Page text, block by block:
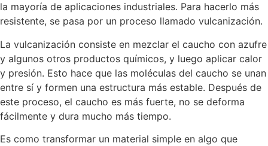
la mayoría de aplicaciones industriales. Para hacerlo más
resistente, se pasa por un proceso llamado vulcanización.
La vulcanización consiste en mezclar el caucho con azufre
y algunos otros productos químicos, y luego aplicar calor
y presión. Esto hace que las moléculas del caucho se unan
entre sí y formen una estructura más estable. Después de
este proceso, el caucho es más fuerte, no se deforma
fácilmente y dura mucho más tiempo.
Es como transformar un material simple en algo que